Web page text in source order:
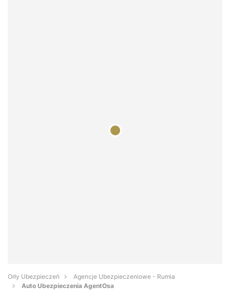
Orły Ubezpieczeń
Agencje Ubezpieczeniowe - Rumia
Auto Ubezpieczenia AgentOsa